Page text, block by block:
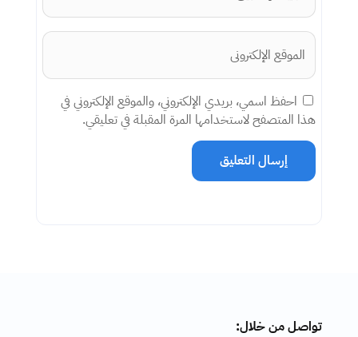
احفظ اسمي، بريدي الإلكتروني، والموقع الإلكتروني في
هذا المتصفح لاستخدامها المرة المقبلة في تعليقي.
إرسال التعليق
تواصل من خلال: